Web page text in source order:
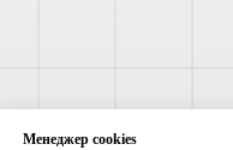
Mенеджер cookies